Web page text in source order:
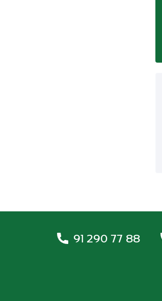
91 290 77 88